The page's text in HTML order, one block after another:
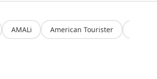
AMALi American Tourister